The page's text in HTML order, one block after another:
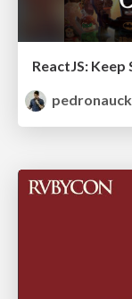
pedronauck